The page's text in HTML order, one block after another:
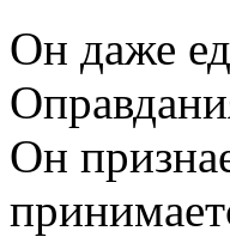
Он даже
Он